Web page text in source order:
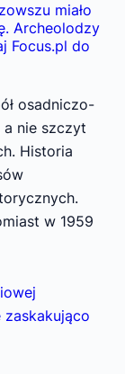
miało
Archeolodzy
Focus.pl do
osadniczo-
nie szczyt
Historia
w 1959
zaskakująco